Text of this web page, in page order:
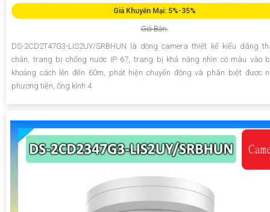
Giá Khuyến Mại: 5%-35%
Giá Bán:
DS-2CD2T47G3-LIS2UY/SRBHUN là dòng camera thiết kế kiểu dáng
chắn, trang bị chống nước IP 67, trang bị khả năng nhìn có màu vào
khoảng cách lên đến 60m, phát hiện chuyển động và phân biệt được
phương tiện, ống kính 4